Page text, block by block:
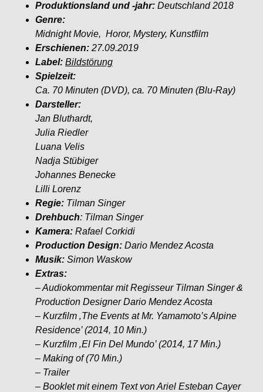
Produktionsland und -jahr: Deutschland 2018
Genre:
Midnight Movie, Horor, Mystery, Kunstfilm
Erschienen: 27.09.2019
Label: Bildstörung
Spielzeit:
Ca. 70 Minuten (DVD), ca. 70 Minuten (Blu-Ray)
Darsteller:
Jan Bluthardt,
Julia Riedler
Luana Velis
Nadja Stübiger
Johannes Benecke
Lilli Lorenz
Regie: Tilman Singer
Drehbuch: Tilman Singer
Kamera: Rafael Corkidi
Production Design: Dario Mendez Acosta
Musik: Simon Waskow
Extras:
– Audiokommentar mit Regisseur Tilman Singer &
Production Designer Dario Mendez Acosta
– Kurzfilm ‚The Events at Mr. Yamamoto’s Alpine
Residence’ (2014, 10 Min.)
– Kurzfilm ‚El Fin Del Mundo’ (2014, 17 Min.)
– Making of (70 Min.)
– Trailer
– Booklet mit einem Text von Ariel Esteban Cayer